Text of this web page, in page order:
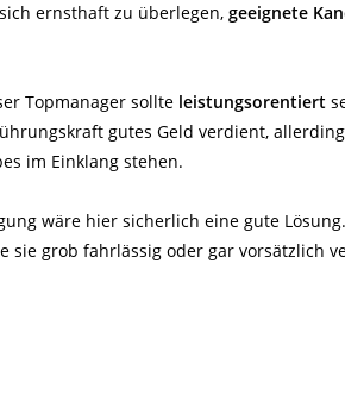
sich ernsthaft zu überlegen, geeignete
Topmanager sollte leistungsorentiert
gutes Geld verdient,
im Einklang stehen.
wäre hier sicherlich eine gute
sie grob fahrlässig oder gar vorsätzlich